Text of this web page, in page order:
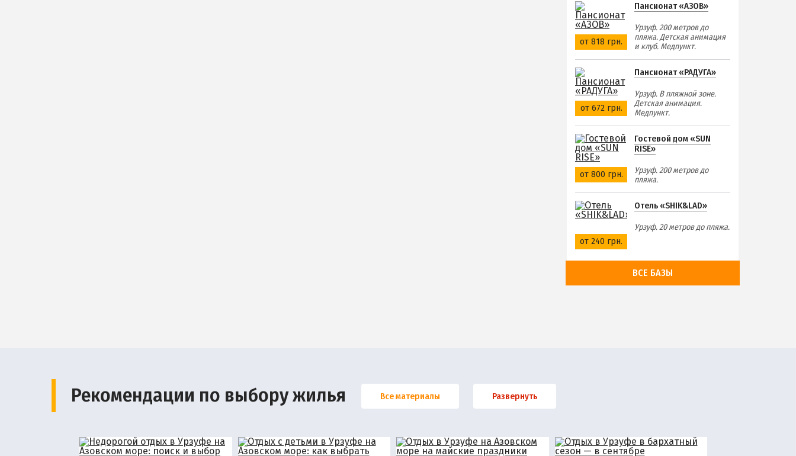
от 818 грн.
Пансионат «АЗОВ»
Урзуф. 200 метров до
пляжа. Детская анимация
и клуб. Медпункт.
от 672 грн.
Пансионат «РАДУГА»
Урзуф. В пляжной зоне.
Детская анимация.
Медпункт.
от 800 грн.
Гостевой дом «SUN
RISE»
Урзуф. 200 метров до
пляжа.
от 240 грн.
Отель «SHIK&LAD»
Урзуф. 20 метров до пляжа.
ВСЕ БАЗЫ
Рекомендации по выбору жилья Все материалы Развернуть